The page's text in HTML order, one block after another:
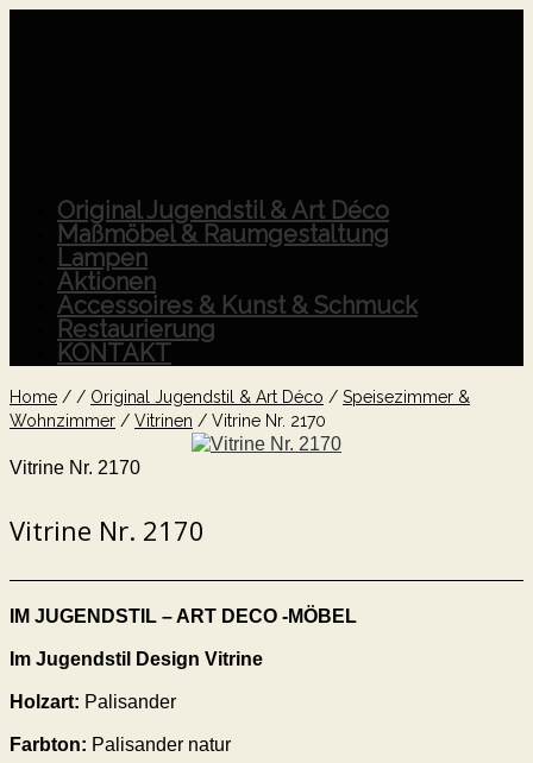
Original Jugendstil & Art Déco
Maßmöbel & Raumgestaltung
Lampen
Aktionen
Accessoires & Kunst & Schmuck
Restaurierung
KONTAKT
Home / / Original Jugendstil & Art Déco / Speisezimmer &
Wohnzimmer / Vitrinen / Vitrine Nr. 2170
Vitrine Nr. 2170
Vitrine Nr. 2170
IM JUGENDSTIL – ART DECO -MÖBEL
Im Jugendstil Design Vitrine
Holzart: Palisander
Farbton: Palisander natur